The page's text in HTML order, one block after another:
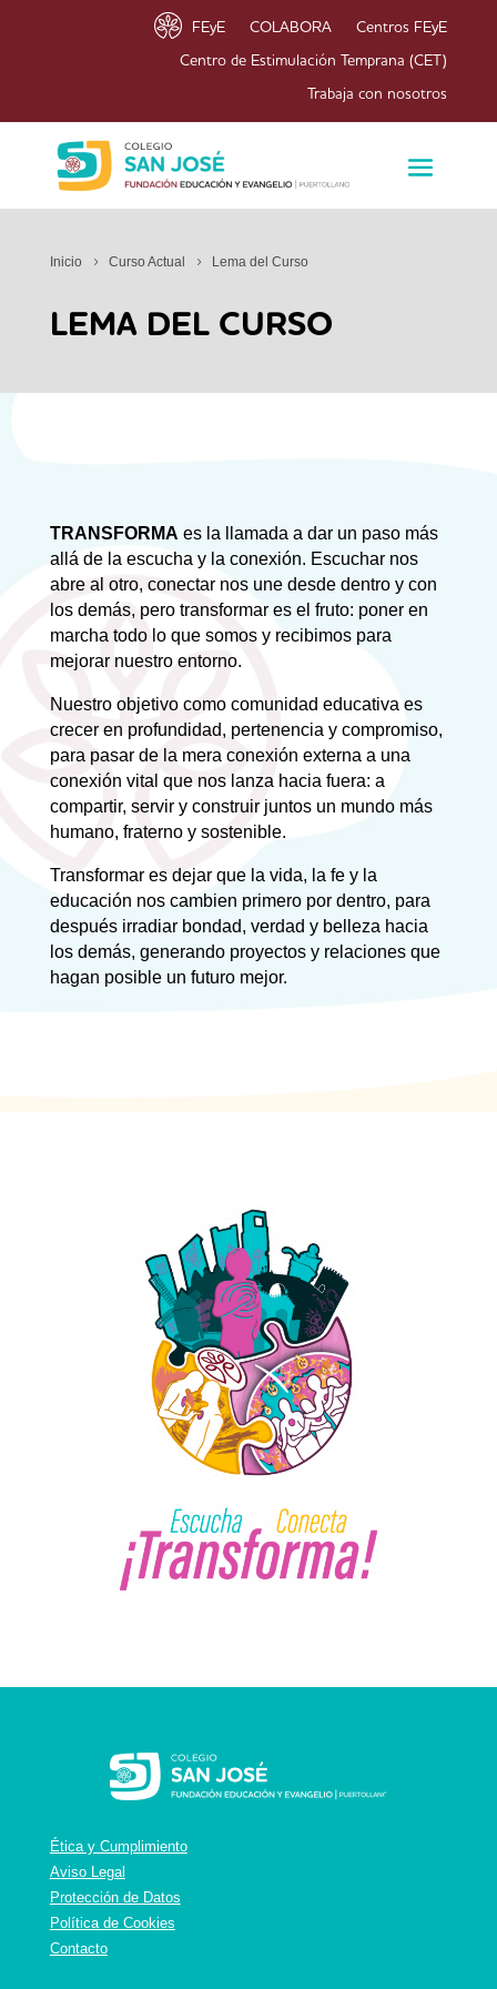
FEyE COLABORA Centros FEyE
Centro de Estimulación Temprana (CET)
Trabaja con nosotros
Inicio Curso Actual Lema del Curso
LEMA DEL CURSO
TRANSFORMA es la llamada a dar un paso más
allá de la escucha y la conexión. Escuchar nos
abre al otro, conectar nos une desde dentro y con
los demás, pero transformar es el fruto: poner en
marcha todo lo que somos y recibimos para
mejorar nuestro entorno.
Nuestro objetivo como comunidad educativa es
crecer en profundidad, pertenencia y compromiso,
para pasar de la mera conexión externa a una
conexión vital que nos lanza hacia fuera: a
compartir, servir y construir juntos un mundo más
humano, fraterno y sostenible.
Transformar es dejar que la vida, la fe y la
educación nos cambien primero por dentro, para
después irradiar bondad, verdad y belleza hacia
los demás, generando proyectos y relaciones que
hagan posible un futuro mejor.
Ética y Cumplimiento
Aviso Legal
Protección de Datos
Política de Cookies
Contacto